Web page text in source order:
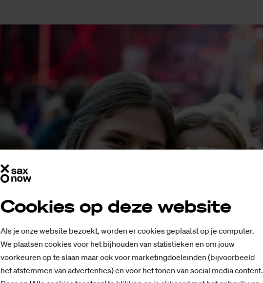
Cookies op deze website
Als je onze website bezoekt, worden er cookies geplaatst op je computer.
We plaatsen cookies voor het bijhouden van statistieken en om jouw
voorkeuren op te slaan maar ook voor marketingdoeleinden (bijvoorbeeld
het afstemmen van advertenties) en voor het tonen van social media content.